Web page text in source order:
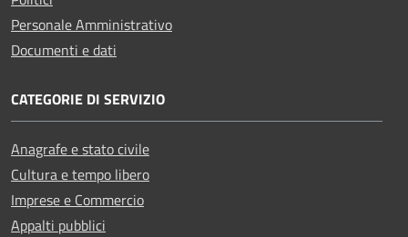
Personale Amministrativo
Documenti e dati
CATEGORIE DI SERVIZIO
Anagrafe e stato civile
Cultura e tempo libero
Imprese e Commercio
Appalti pubblici